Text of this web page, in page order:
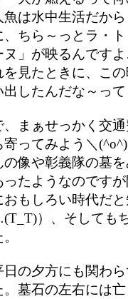
魚は水中生活だか
、ちら～っとラ・
ヌ」が映るんです
を見たときに、こ
出したんだな～っ
まぁせっかく交通
寄ってみよう＼
の像や彰義隊の墓
ったようなのです
おもしろい時代だ
）、そしても
の夕方にも関わら
。墓石の左右には